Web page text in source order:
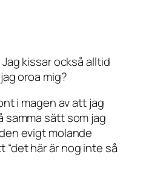
kissar också alltid
oroa mig?
i magen av att jag
samma sätt som jag
evigt molande
här är nog inte så